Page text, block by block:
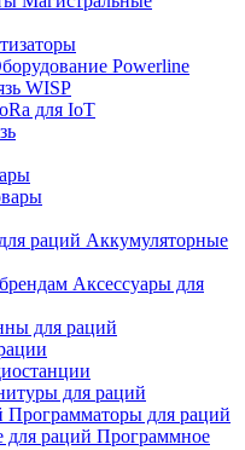
Powerline
WISP
для IoT
Аккумуляторные
Аксессуары для
для раций
для раций
Программаторы для раций
Программное